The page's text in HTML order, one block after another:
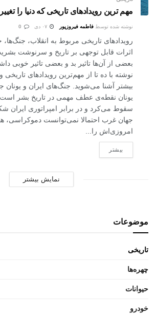
مهم ترین رویدادهای تاریخی که دنیا را تغییر
نوشته شده توسط فاطمه فیروزپور
رویدادهای تاریخی مربوط به انقلاب،
اثرات قابل توجهی بر تاریخ و سرنوشت
بعضی از آن‌ها تاثیر بد و بعضی تاثیر خوبی
نوشته با ده تا از مهم‌ترین رویدادهای تاریخی
بیشتر آشنا می‌شوید. جنگ‌های ایران و یونان
یونان نقطه‌ی عطف مهمی در تاریخ بشر است.
سقوط می‌کرد و در برابر امپراتوری
جهان غرب احتمالا نمی‌توانست دموکراسی،
امروزی‌اش را...
بیشتر
نمایش بیشتر
موضوعات
تاریخی
چهره‌ها
حیوانات
خودرو